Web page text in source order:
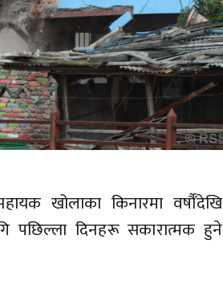
खोलाका किनारमा वर्षौँदेखि
पछिल्ला दिनहरू सकारात्मक हुने